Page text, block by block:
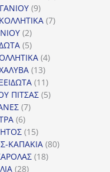
99
προϊόντα
77
22
προϊόντα
55
προϊόντα
44
1313
προϊόντα
1111
προϊόντα
ΠΙΤΣΑΣ 55
77
66
προϊόντα
1515
προϊόντα
ΚΑΠΑΚΙΑ 8080
1818
2828